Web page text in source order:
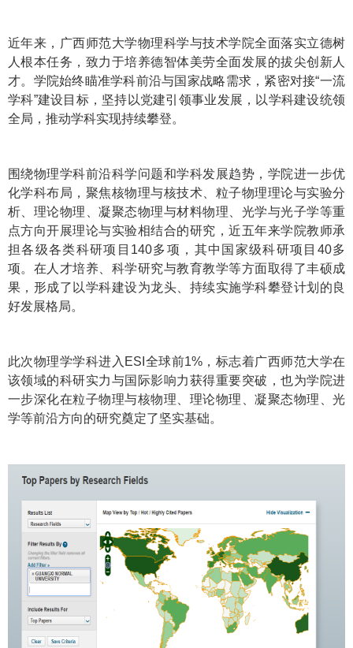
近年来，广西师范大学物理科学与技术学院全面落实立德树
人根本任务，致力于培养德智体美劳全面发展的拔尖创新人
才。学院始终瞄准学科前沿与国家战略需求，紧密对接“一流
学科”建设目标，坚持以党建引领事业发展，以学科建设统领
全局，推动学科实现持续攀登。
围绕物理学科前沿科学问题和学科发展趋势，学院进一步优
化学科布局，聚焦核物理与核技术、粒子物理理论与实验分
析、理论物理、凝聚态物理与材料物理、光学与光子学等重
点方向开展理论与实验相结合的研究，近五年来学院教师承
担各级各类科研项目140多项，其中国家级科研项目40多
项。在人才培养、科学研究与教育教学等方面取得了丰硕成
果，形成了以学科建设为龙头、持续实施学科攀登计划的良
好发展格局。
此次物理学学科进入ESI全球前1%，标志着广西师范大学在
该领域的科研实力与国际影响力获得重要突破，也为学院进
一步深化在粒子物理与核物理、理论物理、凝聚态物理、光
学等前沿方向的研究奠定了坚实基础。